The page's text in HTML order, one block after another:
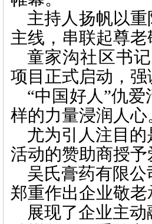
主持人扬帆以
主线，串联起尊
童家沟社区书
项目正式启动，
“中国好人”仇
样的力量浸润人心
尤为引人注目
活动的赞助商授
吴氏膏药有限
郑重作出企业敬老
展现了企业主